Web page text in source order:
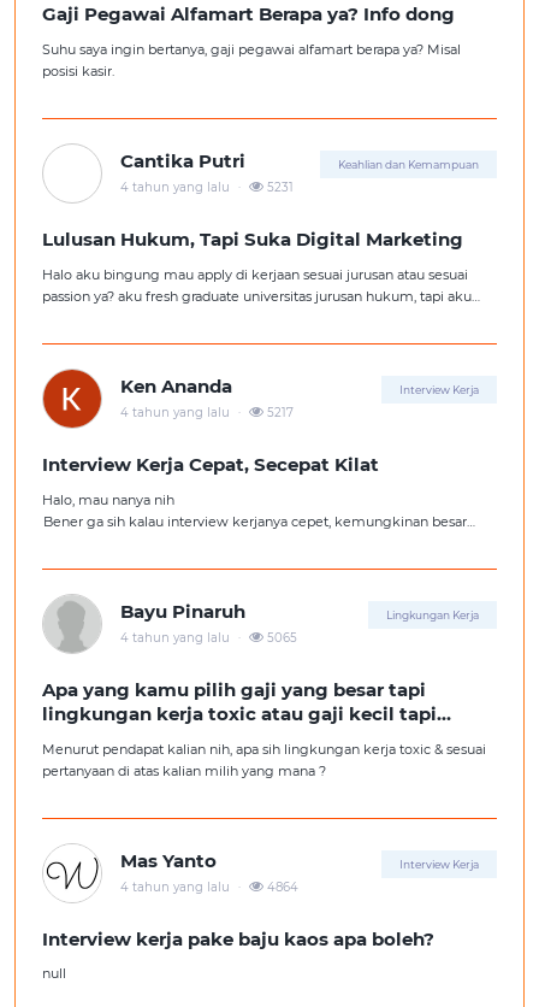
Gaji Pegawai Alfamart Berapa ya? Info dong
Suhu saya ingin bertanya, gaji pegawai alfamart berapa ya? Misal
posisi kasir.
Cantika Putri Keahlian dan Kemampuan
4 tahun yang lalu . 5231
Lulusan Hukum, Tapi Suka Digital Marketing
Halo aku bingung mau apply di kerjaan sesuai jurusan atau sesuai
passion ya? aku fresh graduate universitas jurusan hukum, tapi aku
Ken Ananda Interview Kerja
4 tahun yang lalu . 5217
Interview Kerja Cepat, Secepat Kilat
Halo, mau nanya nih
Bener ga sih kalau interview kerjanya cepet, kemungkinan besar
Bayu Pinaruh Lingkungan Kerja
4 tahun yang lalu . 5065
Apa yang kamu pilih gaji yang besar tapi
lingkungan kerja toxic atau gaji kecil tapi
Menurut pendapat kalian nih, apa sih lingkungan kerja toxic & sesuai
pertanyaan di atas kalian milih yang mana ?
Mas Yanto Interview Kerja
4 tahun yang lalu . 4864
Interview kerja pake baju kaos apa boleh?
null